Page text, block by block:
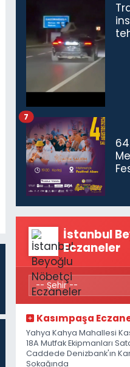
7
İstanbul
Eczaneler
Kasımpaşa
Yahya Kahya Mahallesi
18A Mutfak Ekipmanları
Caddede Denizbank'ın
Sokağında